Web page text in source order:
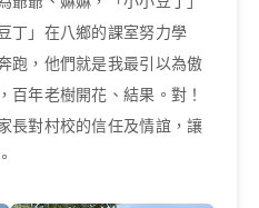
丁」在八鄉的課室努力學
跑，他們就是我最引以為傲
百年老樹開花、結果。對！
長對村校的信任及情誼，讓